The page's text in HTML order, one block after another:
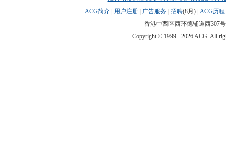
ACG简介
用户注册 广告服务 招聘(8月) ACG历程
香港中西区西环德辅道西307
Copyright © 1999 - 2026 ACG. All